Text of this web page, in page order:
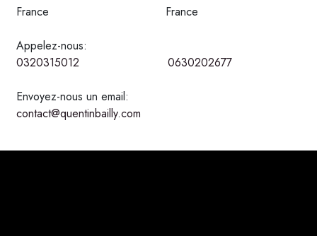
France France
Appelez-nous:
0320315012
0630202677
Envoyez-nous un email:
contact@quentinbailly.com